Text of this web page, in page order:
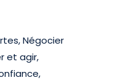
Négocier
et agir,